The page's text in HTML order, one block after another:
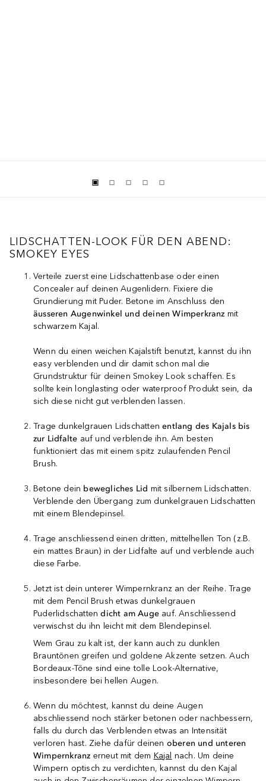
LIDSCHATTEN-LOOK FÜR DEN ABEND:
SMOKEY EYES
Verteile zuerst eine Lidschattenbase oder einen
Concealer auf deinen Augenlidern. Fixiere die
Grundierung mit Puder. Betone im Anschluss den
äusseren Augenwinkel und deinen Wimperkranz mit
schwarzem Kajal.
Wenn du einen weichen Kajalstift benutzt, kannst du ihn
easy verblenden und dir damit schon mal die
Grundstruktur für deinen Smokey Look schaffen. Es
sollte kein longlasting oder waterproof Produkt sein, da
sich diese nicht gut verblenden lassen.
Trage dunkelgrauen Lidschattenentlang des Kajals bis
zur Lidfalte auf und verblende ihn. Am besten
funktioniert das mit einem spitz zulaufenden Pencil
Brush.
Betone dein bewegliches Lid mit silbernem Lidschatten.
Verblende den Übergang zum dunkelgrauen Lidschatten
mit einem Blendepinsel.
Trage anschliessend einen dritten, mittelhellen Ton (z.B.
ein mattes Braun) in der Lidfalte auf und verblende auch
diese Farbe.
Jetzt ist dein unterer Wimpernkranz an der Reihe. Trage
mit dem Pencil Brush etwas dunkelgrauen
Puderlidschattendicht am Auge auf. Anschliessend
verwischst du ihn leicht mit dem Blendepinsel.
Wem Grau zu kalt ist, der kann auch zu dunklen
Brauntönen greifen und goldene Akzente setzen. Auch
Bordeaux-Töne sind eine tolle Look-Alternative,
insbesondere bei hellen Augen.
Wenn du möchtest, kannst du deine Augen
abschliessend noch stärker betonen oder nachbessern,
falls du durch das Verblenden etwas an Intensität
verloren hast. Ziehe dafür deinen oberen und unteren
Wimpernkranz erneut mit dem Kajal nach. Um deine
Wimpern optisch zu verdichten, kannst du den Kajal